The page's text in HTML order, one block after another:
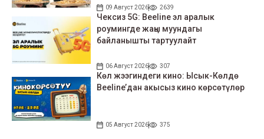
09 Август 2026 2639
Чексиз 5G: Beeline эл аралык
роумингде жаңы муундагы
байланышты тартуулайт
06 Август 2026 307
Көл жээгиндеги кино: Ысык-Көлдө
Beeline’дан акысыз кино көрсөтүлөр
05 Август 2026 375